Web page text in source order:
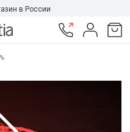
в России